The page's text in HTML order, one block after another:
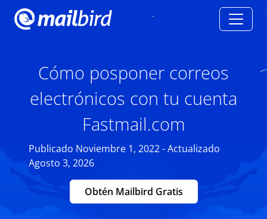
Cómo posponer correos
electrónicos con tu cuenta
Fastmail.com
Publicado Noviembre 1, 2022 - Actualizado
Agosto 3, 2026
Obtén Mailbird Gratis